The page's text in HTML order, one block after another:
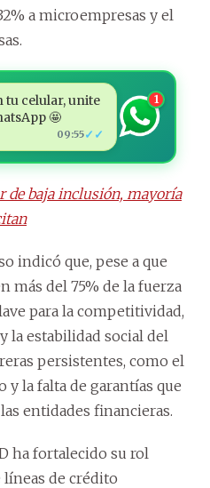
a microempresas y el
tu celular, unite
🤩
09:55✓✓
1
de baja inclusión, mayoría
indicó que, pese a que
más del 75% de la fuerza
para la competitividad,
la estabilidad social del
persistentes, como el
y la falta de garantías que
entidades financieras.
ha fortalecido su rol
de crédito